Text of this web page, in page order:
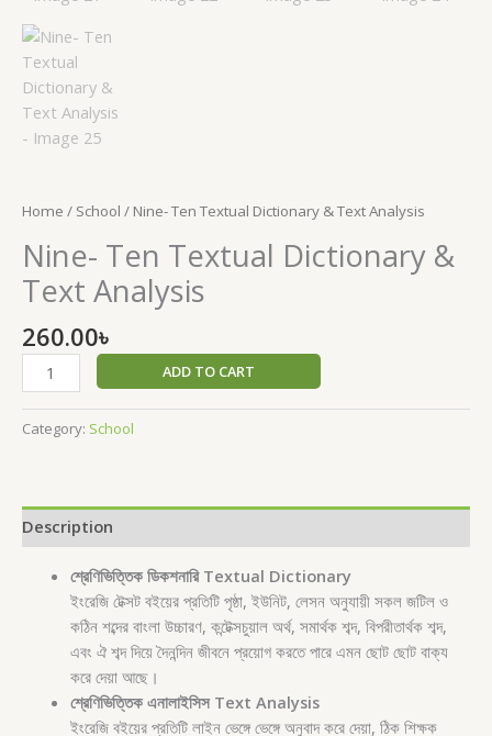
Home / School / Nine- Ten Textual Dictionary & Text Analysis
Nine- Ten Textual Dictionary &
Text Analysis
260.00৳
ADD TO CART
Category: School
Description
শ্রেণিভিত্তিক ডিকশনারি Textual Dictionary
ইংরেজি টেক্সট বইয়ের প্রতিটি পৃষ্ঠা, ইউনিট, লেসন অনুযায়ী সকল জটিল ও
কঠিন শব্দের বাংলা উচ্চারণ, কন্টেক্সচুয়াল অর্থ, সমার্থক শব্দ, বিপরীতার্থক শব্দ,
এবং ঐ শব্দ দিয়ে দৈনন্দিন জীবনে প্রয়োগ করতে পারে এমন ছোট ছোট বাক্য
করে দেয়া আছে।
শ্রেণিভিত্তিক এনালাইসিস Text Analysis
ইংরেজি বইয়ের প্রতিটি লাইন ভেঙ্গে ভেঙ্গে অনুবাদ করে দেয়া, ঠিক শিক্ষক